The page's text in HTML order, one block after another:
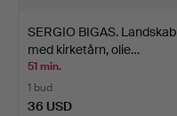
SERGIO BIGAS. Landskab
med kirketårn, olie…
51 min.
1 bud
36 USD